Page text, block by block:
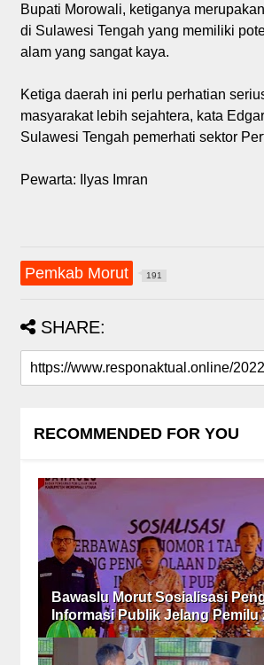
Bupati Morowali, ketiganya
di Sulawesi Tengah yang memiliki
alam yang sangat kaya.
Ketiga daerah ini perlu perhatian
masyarakat lebih sejahtera, kata
Sulawesi Tengah pemerhati sektor
Pewarta: Ilyas Imran
Pemkab Morut 191
SHARE:
RECOMMENDED FOR YOU
Bawaslu Morut Sosialisasi
Informasi Publik Jelang Pemilu